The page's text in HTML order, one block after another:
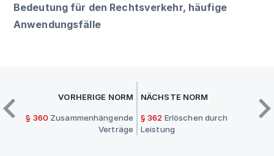
Bedeutung für den Rechtsverkehr, häufige
Anwendungsfälle
VORHERIGE NORM
§ 360 Zusammenhängende
Verträge
NÄCHSTE NORM
§ 362 Erlöschen durch
Leistung